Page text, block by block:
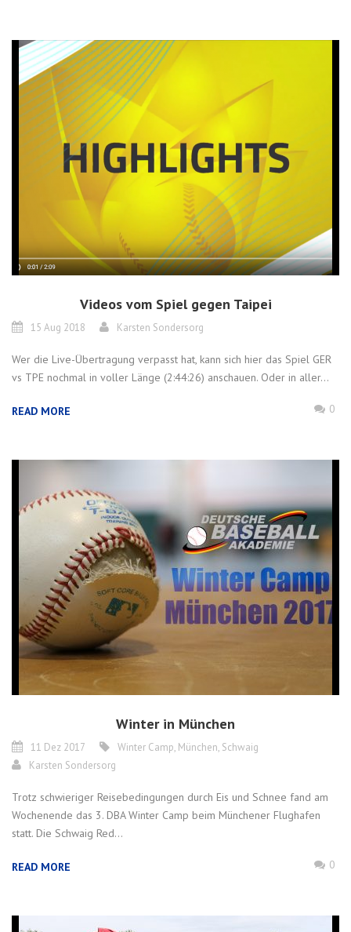
Videos vom Spiel gegen Taipei
15 Aug 2018 Karsten Sondersorg
Wer die Live-Übertragung verpasst hat, kann sich hier das Spiel GER
vs TPE nochmal in voller Länge (2:44:26) anschauen. Oder in aller...
READ MORE 0
Winter in München
11 Dez 2017 Winter Camp, München, Schwaig
Karsten Sondersorg
Trotz schwieriger Reisebedingungen durch Eis und Schnee fand am
Wochenende das 3. DBA Winter Camp beim Münchener Flughafen
statt. Die Schwaig Red...
READ MORE 0